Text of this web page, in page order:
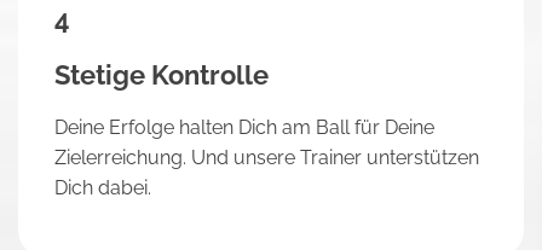
4
Stetige Kontrolle
Deine Erfolge halten Dich am Ball für Deine
Zielerreichung. Und unsere Trainer unterstützen
Dich dabei.